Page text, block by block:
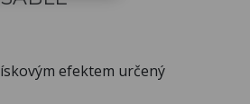
efektem určený